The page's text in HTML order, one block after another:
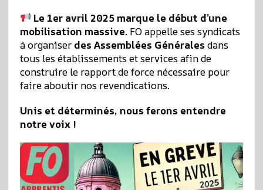
Le 1er avril 2025 marque le début d’une
mobilisation massive. FO appelle ses syndicats
à organiser des Assemblées Générales dans
tous les établissements et services afin de
construire le rapport de force nécessaire pour
faire aboutir nos revendications.
Unis et déterminés, nous ferons entendre
notre voix !